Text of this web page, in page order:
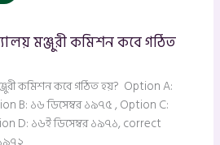
মঞ্জুরী কমিশন কবে গঠিত
মঞ্জুরী কমিশন কবে গঠিত হয়? Option A:
B: ১৬ ডিসেম্বর ১৯৭৫ , Option C:
D: ১৬ই ডিসেম্বর ১৯৭১, correct